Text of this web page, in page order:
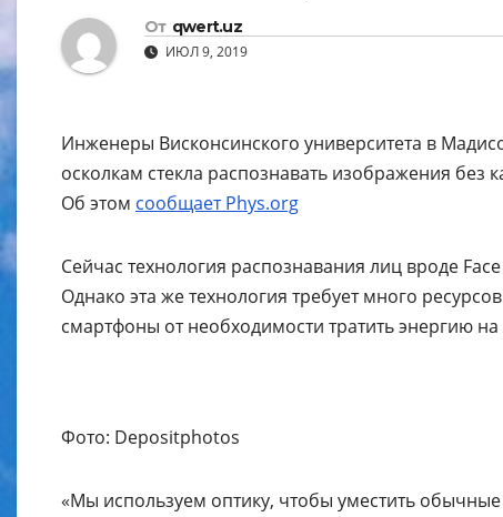
От qwert.uz
ИЮЛ 9, 2019
Инженеры Висконсинского университета в
осколкам стекла распознавать изображения без
Об этом сообщает Phys.org
Сейчас технология распознавания лиц вроде
Однако эта же технология требует много
смартфоны от необходимости тратить энергию
Фото: Depositphotos
«Мы используем оптику, чтобы уместить